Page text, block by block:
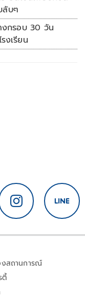
ลับๆ
กรอบ 30 วัน
งเรียน
งสถานการณ์
ตี้